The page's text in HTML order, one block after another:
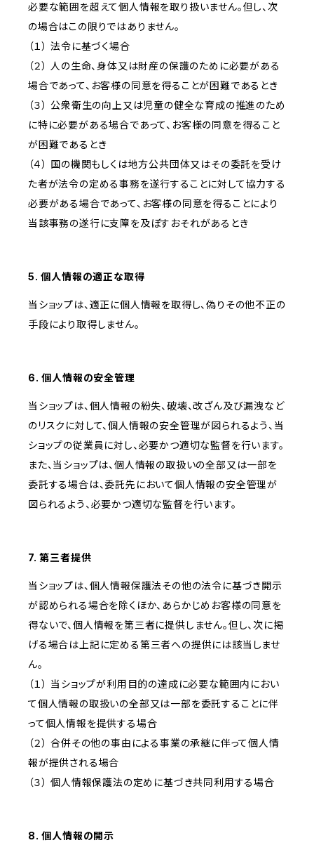
必要な範囲を超えて個人情報を取り扱いません。但し、次
の場合はこの限りではありません。
（１） 法令に基づく場合
（２） 人の生命、身体又は財産の保護のために必要がある
場合であって、お客様の同意を得ることが困難であるとき
（３） 公衆衛生の向上又は児童の健全な育成の推進のため
に特に必要がある場合であって、お客様の同意を得ること
が困難であるとき
（４） 国の機関もしくは地方公共団体又はその委託を受け
た者が法令の定める事務を遂行することに対して協力する
必要がある場合であって、お客様の同意を得ることにより
当該事務の遂行に支障を及ぼすおそれがあるとき
5. 個人情報の適正な取得
当ショップは、適正に個人情報を取得し、偽りその他不正の
手段により取得しません。
6. 個人情報の安全管理
当ショップは、個人情報の紛失、破壊、改ざん及び漏洩など
のリスクに対して、個人情報の安全管理が図られるよう、当
ショップの従業員に対し、必要かつ適切な監督を行います。
また、当ショップは、個人情報の取扱いの全部又は一部を
委託する場合は、委託先において個人情報の安全管理が
図られるよう、必要かつ適切な監督を行います。
7. 第三者提供
当ショップは、個人情報保護法その他の法令に基づき開示
が認められる場合を除くほか、あらかじめお客様の同意を
得ないで、個人情報を第三者に提供しません。但し、次に掲
げる場合は上記に定める第三者への提供には該当しませ
ん。
（１） 当ショップが利用目的の達成に必要な範囲内におい
て個人情報の取扱いの全部又は一部を委託することに伴
って個人情報を提供する場合
（２） 合併その他の事由による事業の承継に伴って個人情
報が提供される場合
（３） 個人情報保護法の定めに基づき共同利用する場合
8. 個人情報の開示